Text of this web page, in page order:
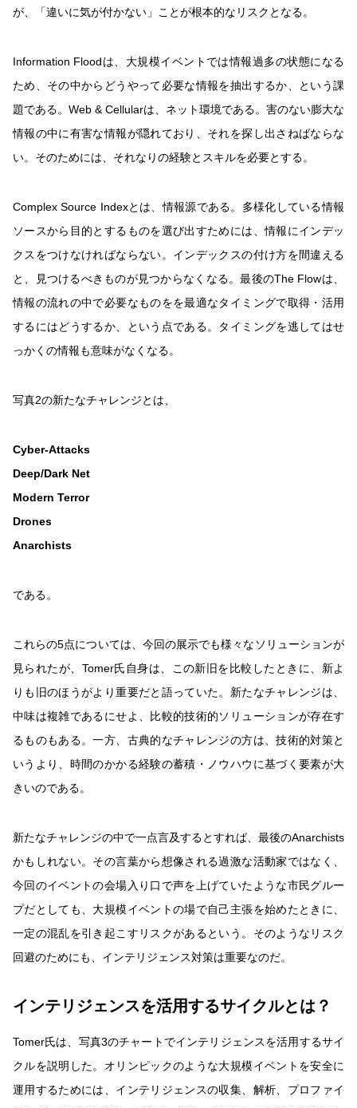
が、「違いに気が付かない」ことが根本的なリスクとなる。
Information Floodは、大規模イベントでは情報過多の状態になる
ため、その中からどうやって必要な情報を抽出するか、という課
題である。Web & Cellularは、ネット環境である。害のない膨大な
情報の中に有害な情報が隠れており、それを探し出さねばならな
い。そのためには、それなりの経験とスキルを必要とする。
Complex Source Indexとは、情報源である。多様化している情報
ソースから目的とするものを選び出すためには、情報にインデッ
クスをつけなければならない。インデックスの付け方を間違える
と、見つけるべきものが見つからなくなる。最後のThe Flowは、
情報の流れの中で必要なものをを最適なタイミングで取得・活用
するにはどうするか、という点である。タイミングを逃してはせ
っかくの情報も意味がなくなる。
写真2の新たなチャレンジとは、
Cyber-Attacks
Deep/Dark Net
Modern Terror
Drones
Anarchists
である。
これらの5点については、今回の展示でも様々なソリューションが
見られたが、Tomer氏自身は、この新旧を比較したときに、新よ
りも旧のほうがより重要だと語っていた。新たなチャレンジは、
中味は複雑であるにせよ、比較的技術的ソリューションが存在す
るものもある。一方、古典的なチャレンジの方は、技術的対策と
いうより、時間のかかる経験の蓄積・ノウハウに基づく要素が大
きいのである。
新たなチャレンジの中で一点言及するとすれば、最後のAnarchists
かもしれない。その言葉から想像される過激な活動家ではなく、
今回のイベントの会場入り口で声を上げていたような市民グルー
プだとしても、大規模イベントの場で自己主張を始めたときに、
一定の混乱を引き起こすリスクがあるという。そのようなリスク
回避のためにも、インテリジェンス対策は重要なのだ。
インテリジェンスを活用するサイクルとは？
Tomer氏は、写真3のチャートでインテリジェンスを活用するサイ
クルを説明した。オリンピックのような大規模イベントを安全に
運用するためには、インテリジェンスの収集、解析、プロファイ